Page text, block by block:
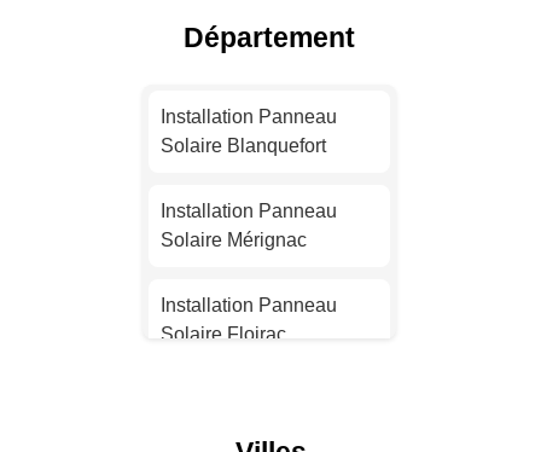
Solaire Nice
Solaire Nantes
Solaire Strasbourg
Département
Installation Panneau
Solaire Blanquefort
Installation Panneau
Solaire Mérignac
Installation Panneau
Solaire Floirac